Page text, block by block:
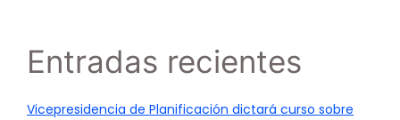
Entradas recientes
Vicepresidencia de Planificación dictará curso sobre